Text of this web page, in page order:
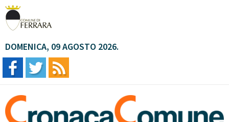
DOMENICA, 09 AGOSTO 2026.